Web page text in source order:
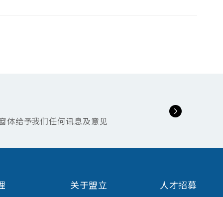
体给予我们任何讯息及意见
关于盟立 人才招募